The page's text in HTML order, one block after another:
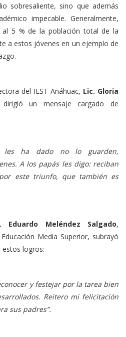
sobresaliente, sino que además
impecable. Generalmente,
al 5 % de la población total de la
a estos jóvenes en un ejemplo de
del IEST Anáhuac, Lic. Gloria
un mensaje cargado de
les ha dado no lo guarden,
A los papás les digo: reciban
este triunfo, que también es
Eduardo Meléndez Salgado,
Media Superior, subrayó
logros:
y festejar por la tarea bien
Reitero mi felicitación
sus padres”.